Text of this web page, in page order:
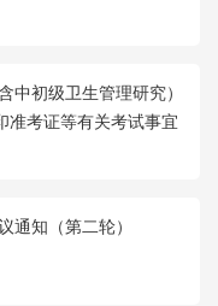
中初级卫生管理研究）
准考证等有关考试事宜
通知（第二轮）